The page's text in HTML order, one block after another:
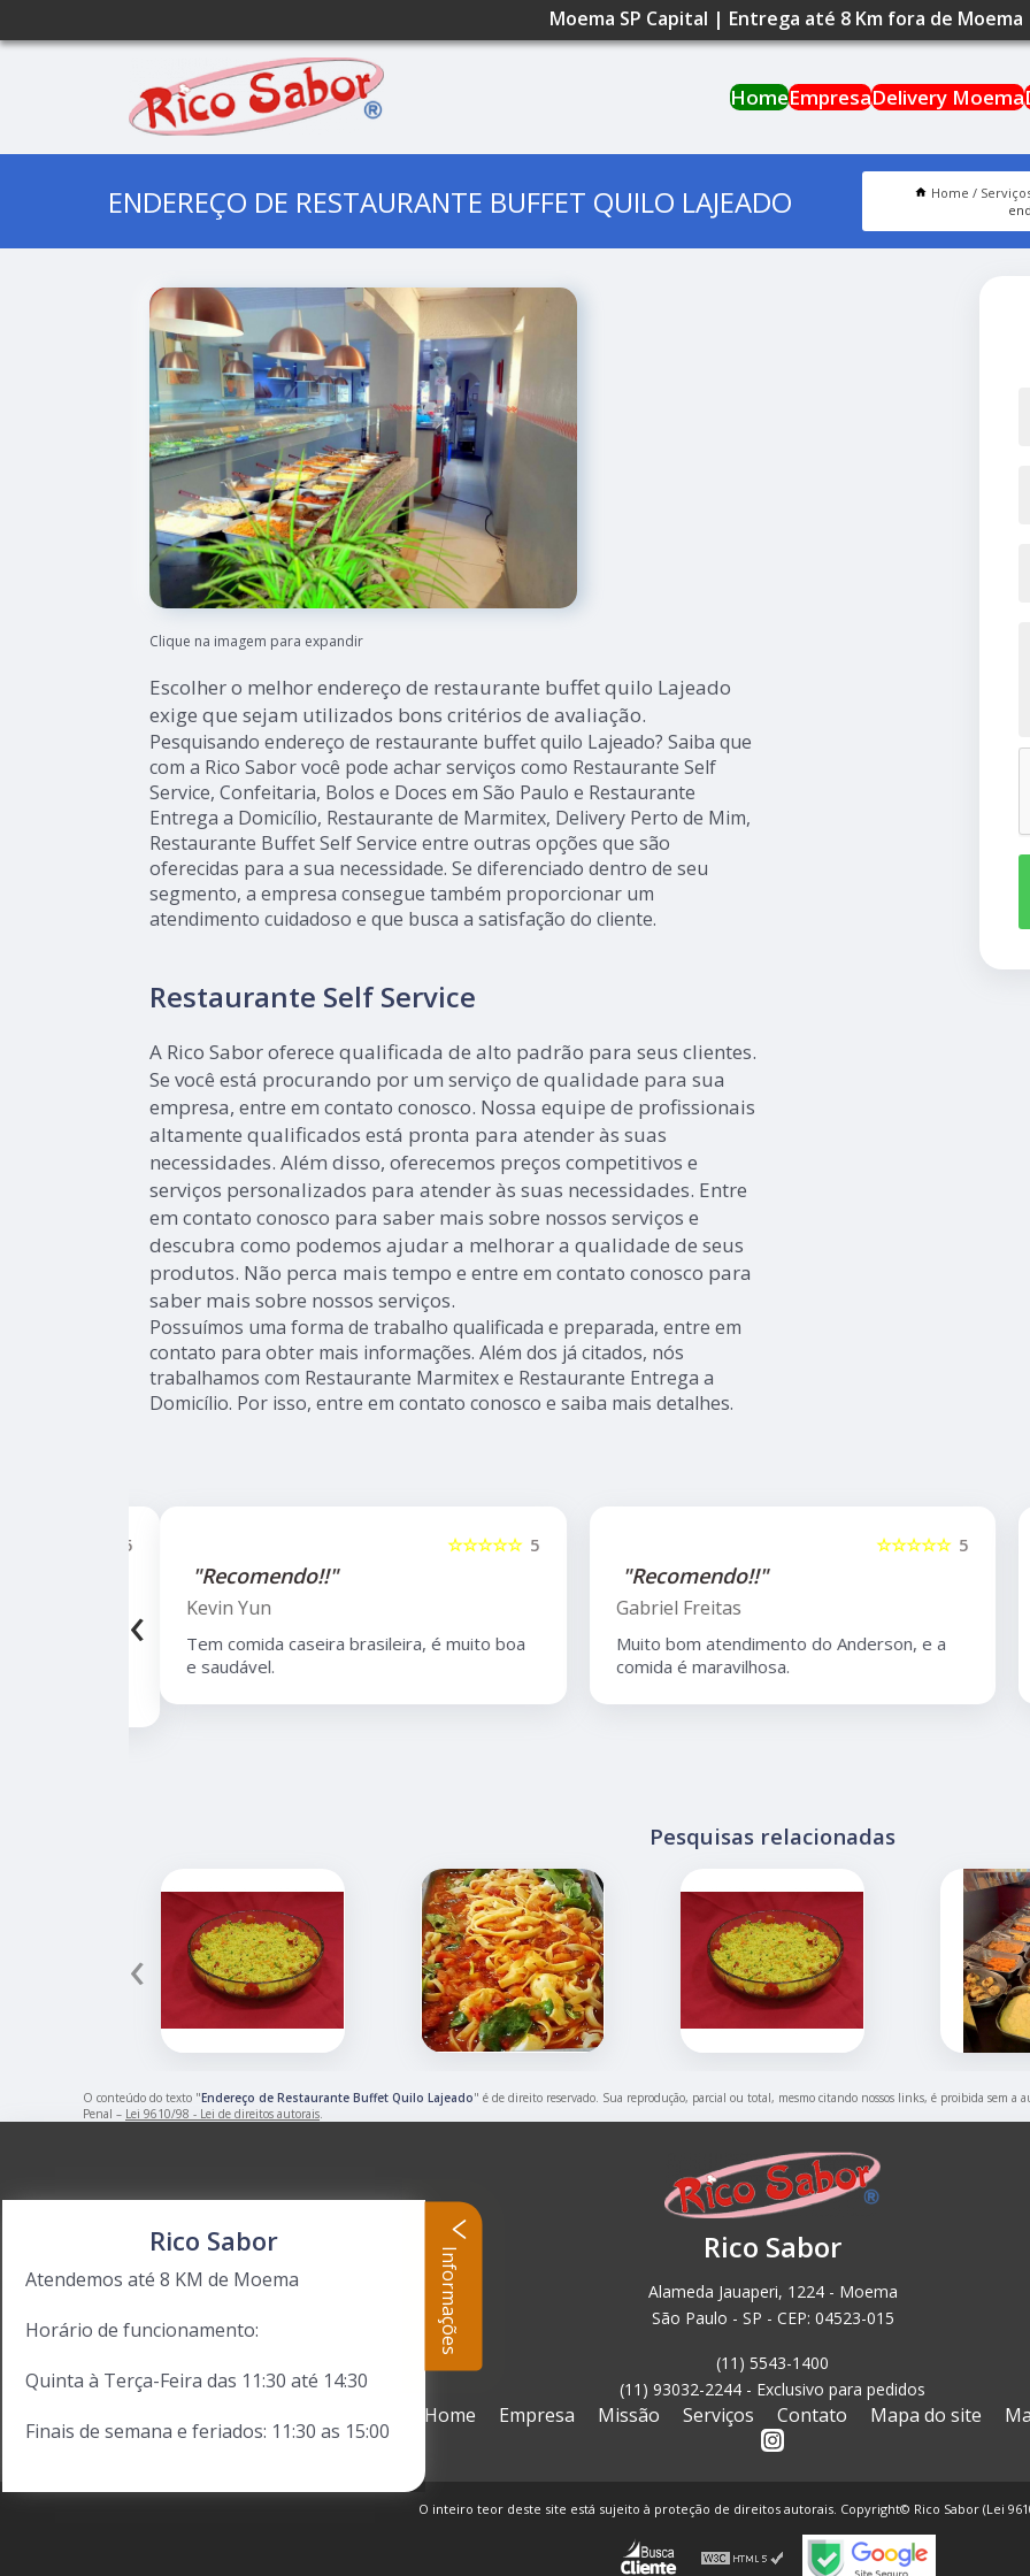
Moema SP Capital | Entrega até 8 Km fora de Moema
HomeEmpresaDelivery Moema
ENDEREÇO DE RESTAURANTE BUFFET QUILO LAJEADO Home
Clique na imagem para expandir
Escolher o melhor endereço de restaurante buffet quilo Lajeado
exige que sejam utilizados bons critérios de avaliação.
Pesquisando endereço de restaurante buffet quilo Lajeado? Saiba que
com a Rico Sabor você pode achar serviços como Restaurante Self
Service, Confeitaria, Bolos e Doces em São Paulo e Restaurante
Entrega a Domicílio, Restaurante de Marmitex, Delivery Perto de Mim,
Restaurante Buffet Self Service entre outras opções que são
oferecidas para a sua necessidade. Se diferenciado dentro de seu
segmento, a empresa consegue também proporcionar um
atendimento cuidadoso e que busca a satisfação do cliente.
Restaurante Self Service
A Rico Sabor oferece qualificada de alto padrão para seus clientes.
Se você está procurando por um serviço de qualidade para sua
empresa, entre em contato conosco. Nossa equipe de profissionais
altamente qualificados está pronta para atender às suas
necessidades. Além disso, oferecemos preços competitivos e
serviços personalizados para atender às suas necessidades. Entre
em contato conosco para saber mais sobre nossos serviços e
descubra como podemos ajudar a melhorar a qualidade de seus
produtos. Não perca mais tempo e entre em contato conosco para
saber mais sobre nossos serviços.
Possuímos uma forma de trabalho qualificada e preparada, entre em
contato para obter mais informações. Além dos já citados, nós
trabalhamos com Restaurante Marmitex e Restaurante Entrega a
Domicílio. Por isso, entre em contato conosco e saiba mais detalhes.
5
☆☆☆☆☆
"Recomendo!!"
Kevin Yun
Tem comida caseira brasileira, é muito boa
e saudável.
5
☆☆☆☆☆
"Recomendo!!"
Gabriel Freitas
Muito bom atendimento do Anderson, e a
comida é maravilhosa.
‹
Pesquisas relacionadas
‹
O conteúdo do texto "Endereço de Restaurante Buffet Quilo Lajeado" é de direito reservado. Sua reprodução, parcial ou total, mesmo citando nossos links, é proibida sem
Penal – Lei 9610/98 - Lei de direitos autorais.
Rico Sabor
Alameda Jauaperi, 1224 - Moema
São Paulo - SP - CEP: 04523-015
(11) 5543-1400
(11) 93032-2244 - Exclusivo para pedidos
Home Empresa Missão Serviços Contato Mapa do site
O inteiro teor deste site está sujeito à proteção de direitos autorais. Copyright© Rico Sabor (Lei 9610
Rico Sabor
Atendemos até 8 KM de Moema
Horário de funcionamento:
Quinta à Terça-Feira das 11:30 até 14:30
Finais de semana e feriados: 11:30 as 15:00
Informações